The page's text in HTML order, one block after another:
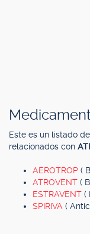
Este es un listado
relacionados con
AEROTROP (
ATROVENT (
ESTRAVENT (
SPIRIVA (